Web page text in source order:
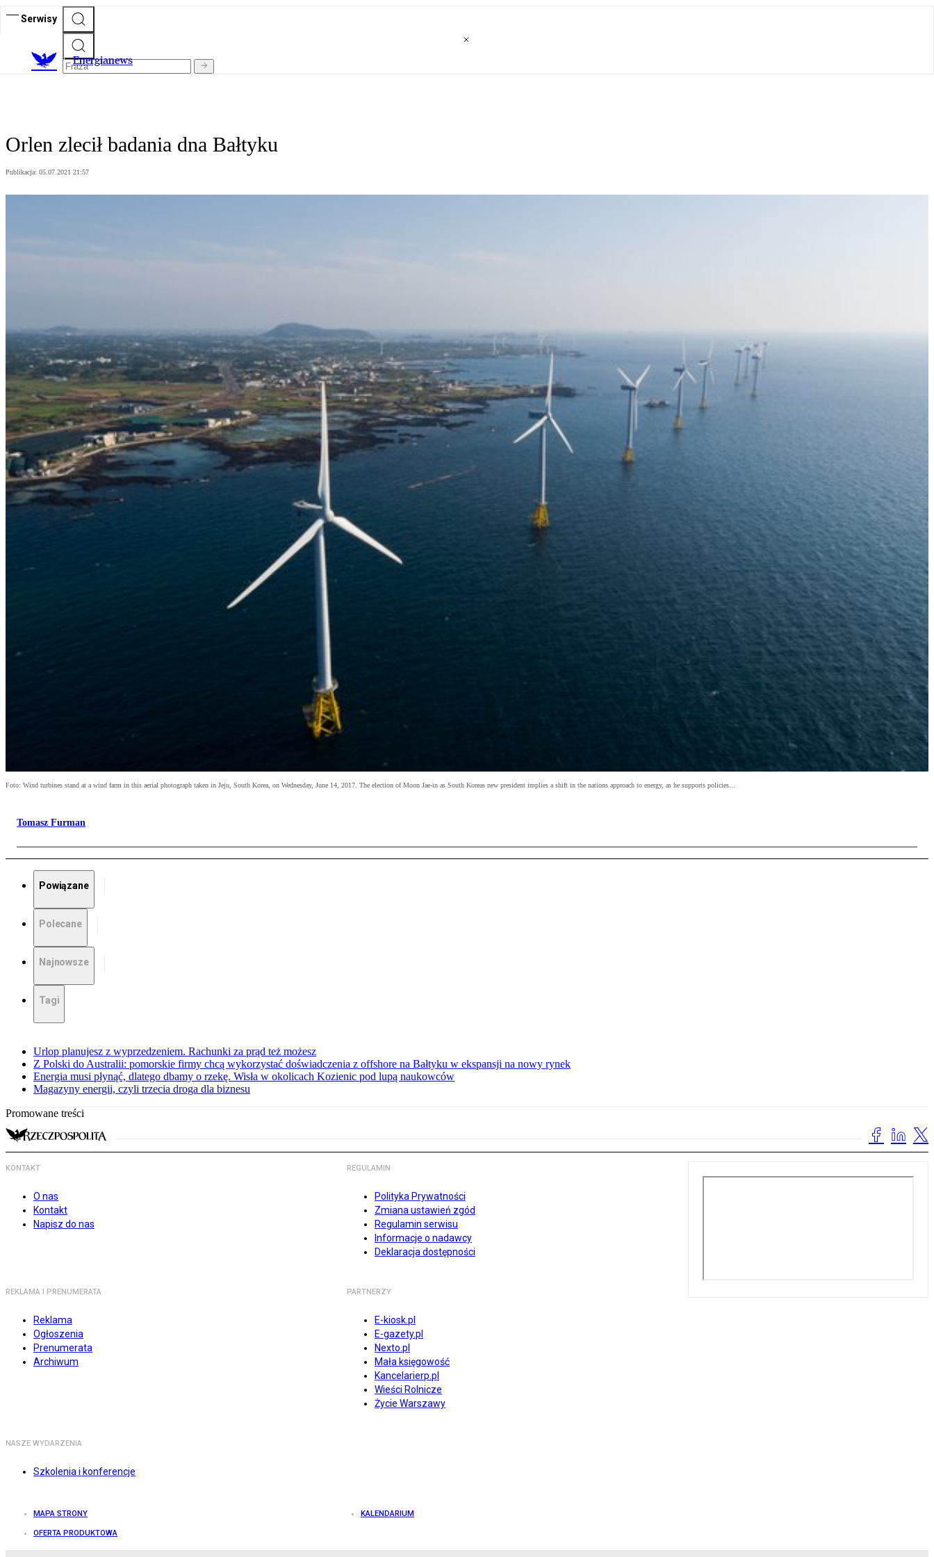
Serwisy
Energianews
Orlen zlecił badania dna Bałtyku
Publikacja: 05.07.2021 21:57
Foto: Wind turbines stand at a wind farm in this aerial photograph taken in Jeju, South Korea, on Wednesday, June 14, 2017. The election of Moon Jae-in as South Koreas new president implies a shift in the nations approach to energy, as he supports policies...
Tomasz Furman
Powiązane
Polecane
Najnowsze
Tagi
Urlop planujesz z wyprzedzeniem. Rachunki za prąd też możesz
Z Polski do Australii: pomorskie firmy chcą wykorzystać doświadczenia z offshore na Bałtyku w ekspansji na nowy rynek
Energia musi płynąć, dlatego dbamy o rzekę. Wisła w okolicach Kozienic pod lupą naukowców
Magazyny energii, czyli trzecia droga dla biznesu
Promowane treści
KONTAKT
O nas
Kontakt
Napisz do nas
REGULAMIN
Polityka Prywatności
Zmiana ustawień zgód
Regulamin serwisu
Informacje o nadawcy
Deklaracja dostępności
REKLAMA I PRENUMERATA
Reklama
Ogłoszenia
Prenumerata
Archiwum
PARTNERZY
E-kiosk.pl
E-gazety.pl
Nexto.pl
Mała księgowość
Kancelarierp.pl
Wieści Rolnicze
Życie Warszawy
NASZE WYDARZENIA
Szkolenia i konferencje
MAPA STRONY KALENDARIUM
OFERTA PRODUKTOWA